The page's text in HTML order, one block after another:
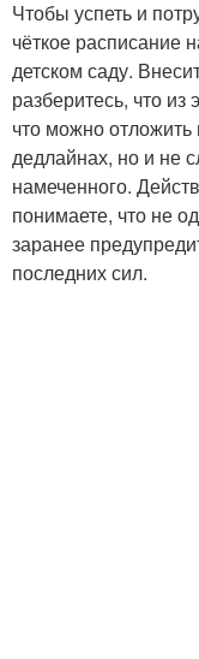
Чтобы успеть и
чёткое расписание
детском саду.
разберитесь, что из
что можно отложить
дедлайнах, но и не
намеченного.
понимаете, что не
заранее
последних сил.